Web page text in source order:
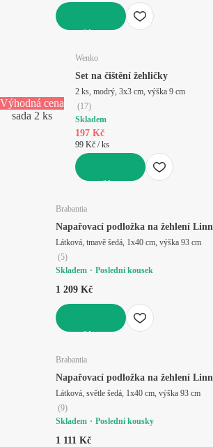
Výhodná cena
sada 2 ks
Wenko
Set na čištění žehličky
2 ks, modrý, 3x3 cm, výška 9 cm
(17)
Skladem
197 Kč
99 Kč / ks
Brabantia
Napařovací podložka na žehlení Linn
Látková, tmavě šedá, 1x40 cm, výška 93 cm
(5)
Skladem
Poslední kousek
1 209 Kč
Brabantia
Napařovací podložka na žehlení Linn
Látková, světle šedá, 1x40 cm, výška 93 cm
(9)
Skladem
Poslední kousky
1 111 Kč